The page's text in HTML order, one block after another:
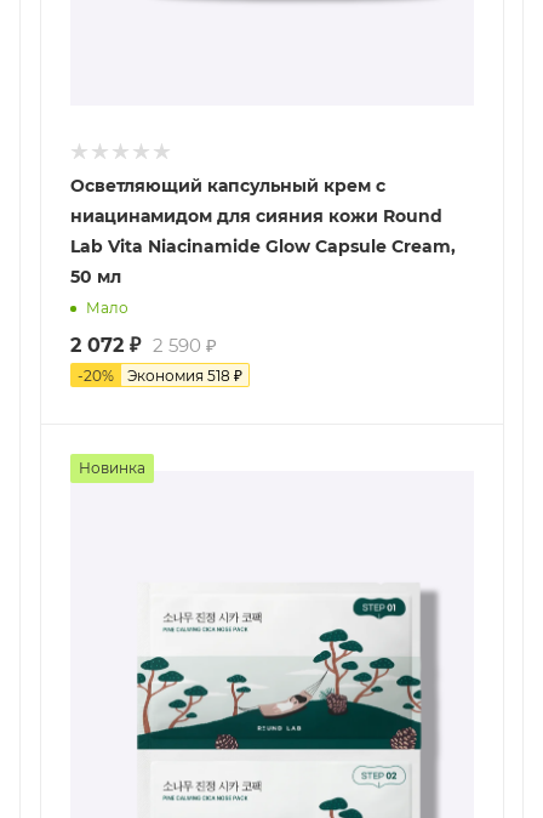
Осветляющий капсульный крем с
ниацинамидом для сияния кожи Round
Lab Vita Niacinamide Glow Capsule Cream,
50 мл
Мало
2 072 ₽ 2 590 ₽
-20% Экономия 518 ₽
Новинка